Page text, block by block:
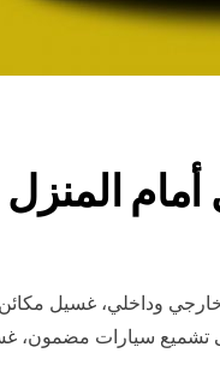
وداخلي، غسيل مكائن
تشميع سيارات مضمون،